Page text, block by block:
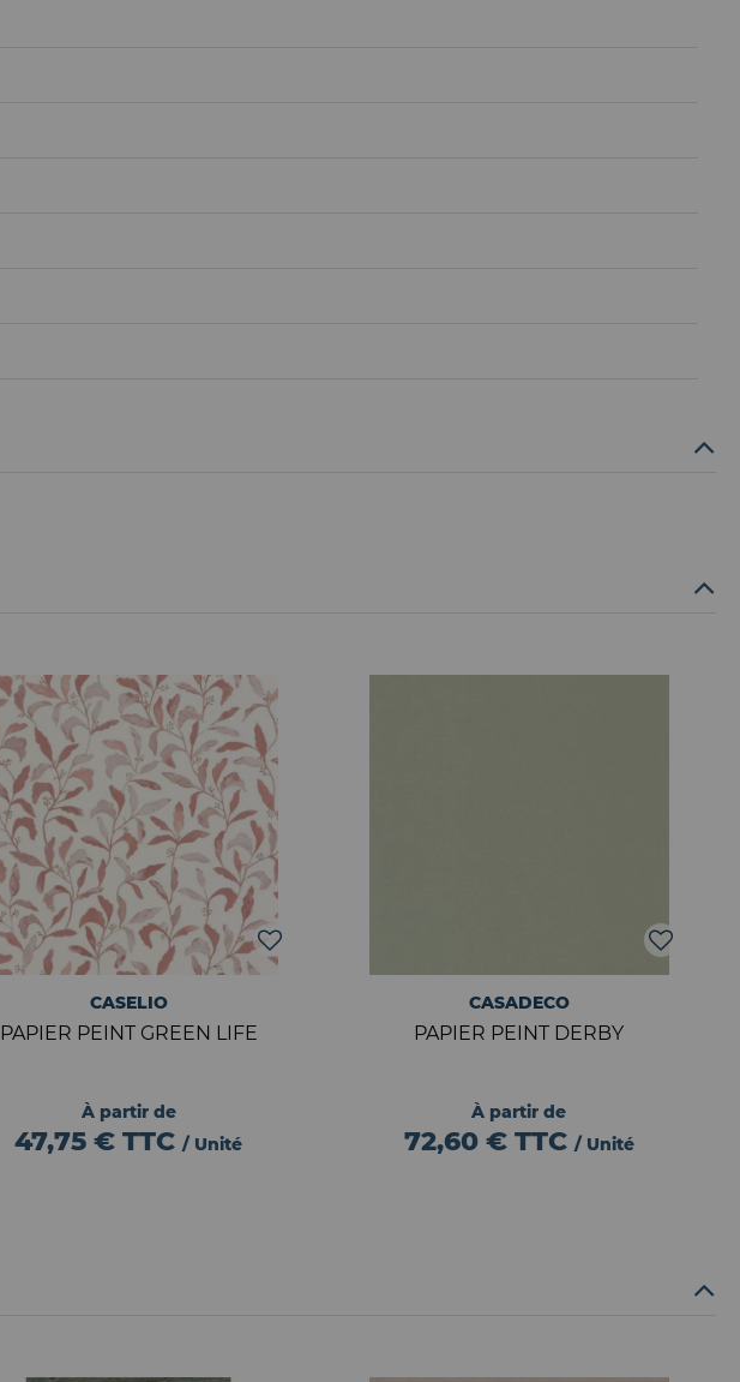
CASELIO
PAPIER PEINT GREEN LIFE
À partir de
47,75 €TTC / Unité
CASADECO
PAPIER PEINT DERBY
À partir de
72,60 € TTC / Unité